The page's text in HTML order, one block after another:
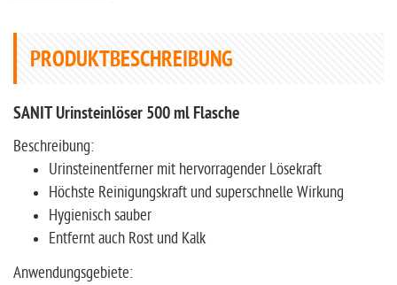
PRODUKTBESCHREIBUNG
SANIT Urinsteinlöser 500 ml Flasche
Beschreibung:
Urinsteinentferner mit hervorragender Lösekraft
Höchste Reinigungskraft und superschnelle Wirkung
Hygienisch sauber
Entfernt auch Rost und Kalk
Anwendungsgebiete: